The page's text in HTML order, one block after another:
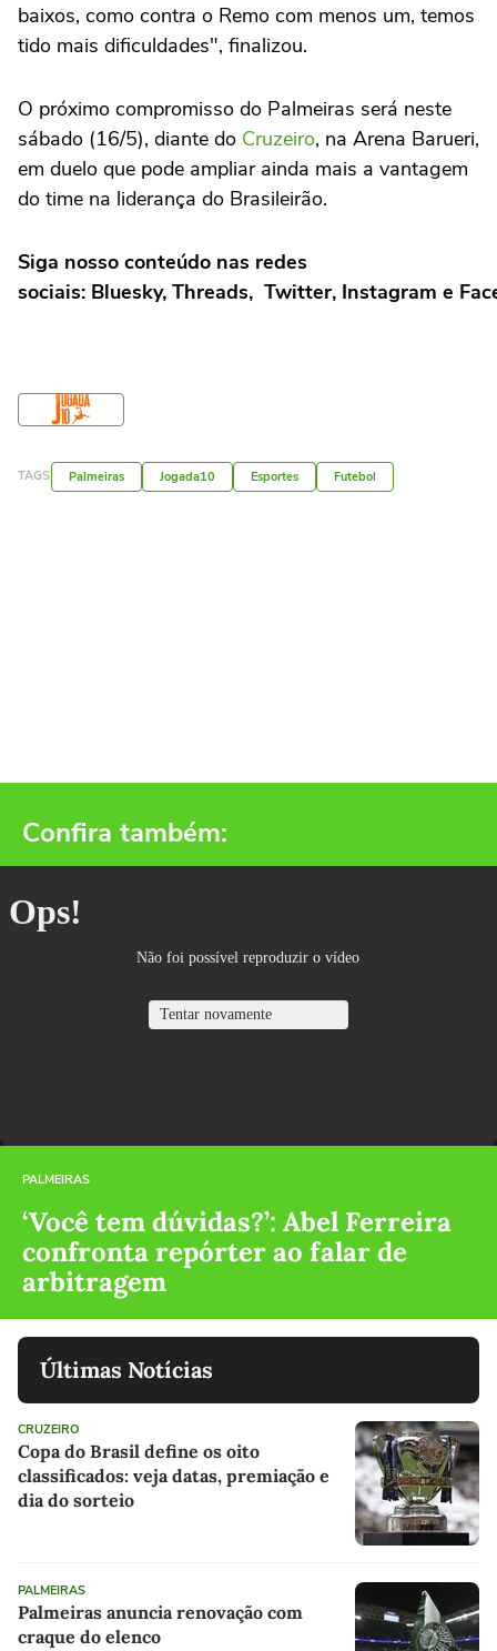
baixos, como contra o Remo com menos um, temos
tido mais dificuldades", finalizou.
O próximo compromisso do Palmeiras será neste
sábado (16/5), diante do Cruzeiro, na Arena Barueri,
em duelo que pode ampliar ainda mais a vantagem
do time na liderança do Brasileirão.
Siga nosso conteúdo nas redes
sociais: Bluesky, Threads, Twitter, Instagram e
TAGS Palmeiras Jogada10 Esportes Futebol
Confira também:
PALMEIRAS
‘Você tem dúvidas?’: Abel Ferreira
confronta repórter ao falar de
arbitragem
Últimas Notícias
CRUZEIRO
Copa do Brasil define os oito
classificados: veja datas, premiação e
dia do sorteio
PALMEIRAS
Palmeiras anuncia renovação com
craque do elenco